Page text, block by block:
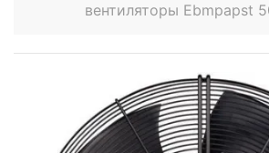
вентиляторы Ebmpapst